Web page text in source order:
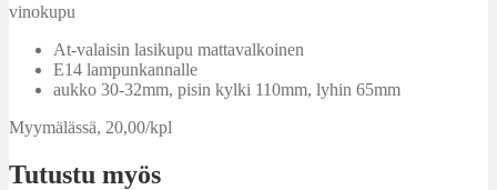
vinokupu
At-valaisin lasikupu mattavalkoinen
E14 lampunkannalle
aukko 30-32mm, pisin kylki 110mm, lyhin 65mm
Myymälässä, 20,00/kpl
Tutustu myös